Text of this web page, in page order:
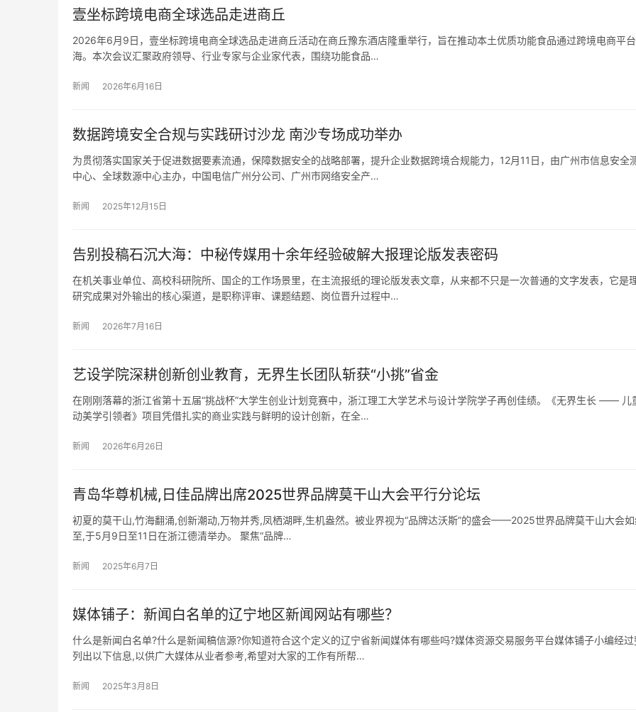
壹坐标跨境电商全球选品走进商丘
2026年6月9日，壹坐标跨境电商全球选品走进商丘活动在商丘豫东酒店隆重举行，旨在推动本土优质功能食品通过跨境电商平
海。本次会议汇聚政府领导、行业专家与企业家代表，围绕功能食品…
新闻 2026年6月16日
数据跨境安全合规与实践研讨沙龙 南沙专场成功举办
为贯彻落实国家关于促进数据要素流通，保障数据安全的战略部署，提升企业数据跨境合规能力，12月11日，由广州市信息安全
中心、全球数源中心主办，中国电信广州分公司、广州市网络安全产…
新闻 2025年12月15日
告别投稿石沉大海：中秘传媒用十余年经验破解大报理论版发表密码
在机关事业单位、高校科研院所、国企的工作场景里，在主流报纸的理论版发表文章，从来都不只是一次普通的文字发表，它是
研究成果对外输出的核心渠道，是职称评审、课题结题、岗位晋升过程中…
新闻 2026年7月16日
艺设学院深耕创新创业教育，无界生长团队斩获“小挑”省金
在刚刚落幕的浙江省第十五届“挑战杯”大学生创业计划竞赛中，浙江理工大学艺术与设计学院学子再创佳绩。《无界生长 —— 儿
动美学引领者》项目凭借扎实的商业实践与鲜明的设计创新，在全…
新闻 2026年6月26日
青岛华尊机械,日佳品牌出席2025世界品牌莫干山大会平行分论坛
初夏的莫干山,竹海翻涌,创新潮动,万物并秀,凤栖湖畔,生机盎然。被业界视为“品牌达沃斯”的盛会——2025世界品牌莫干山大会
至,于5月9日至11日在浙江德清举办。 聚焦“品牌…
新闻 2025年6月7日
媒体铺子：新闻白名单的辽宁地区新闻网站有哪些？
什么是新闻白名单?什么是新闻稿信源?你知道符合这个定义的辽宁省新闻媒体有哪些吗?媒体资源交易服务平台媒体铺子小编经过
列出以下信息,以供广大媒体从业者参考,希望对大家的工作有所帮…
新闻 2025年3月8日